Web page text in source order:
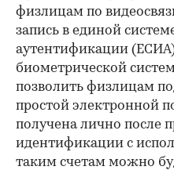
физлицам по
запись в единой
аутентификации
биометрической
позволить физлицам
простой электронной
получена лично после
идентификации с
таким счетам можно